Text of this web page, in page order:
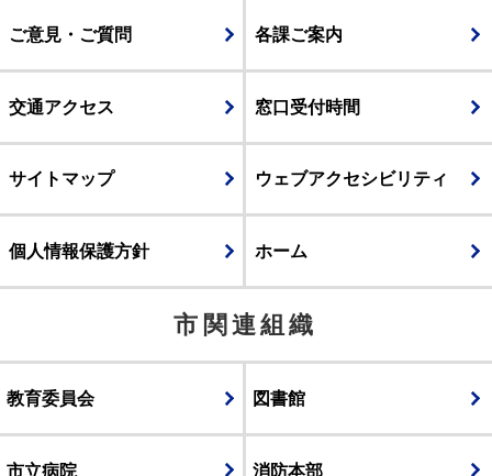
ご意見・ご質問 各課ご案内
交通アクセス 窓口受付時間
サイトマップ ウェブアクセシビリティ
個人情報保護方針 ホーム
市関連組織
教育委員会 図書館
市立病院 消防本部